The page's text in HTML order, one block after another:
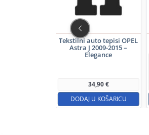
Tekstilni auto tepisi OPEL
Astra J 2009-2015 –
Elegance
34,90€
DODAJ U KOŠARICU